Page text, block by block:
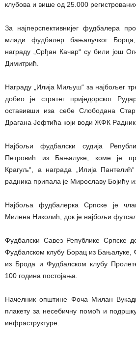
клубова и више од 25.000
За најперспективнијег фудбалера
млади фудбалер бањалучког
награду „Срђан Качар“ су били још
Димитрић.
Награду „Илија Миљуш“ за најбољег
добио је стратег приједорског
оставивши иза себе Слободана
Драгана Јефтића који води ЖФК
Најбољи фудбалски судија
Петровић из Бањалуке, коме је
Крагуљ“, а награда „Илија
радника припала је Мирославу Бојићу
Најбоља фудбалерка Српске је
Милена Николић, док је најбољи
Фудбалски Савез Републике Српске
Фудбалском клубу Борац из Бањалуке,
из Брода и Фудбалском клубу
100 година постојања.
Начелник општине Фоча Милан
плакету за несебичну помоћ и
инфраструктуре.